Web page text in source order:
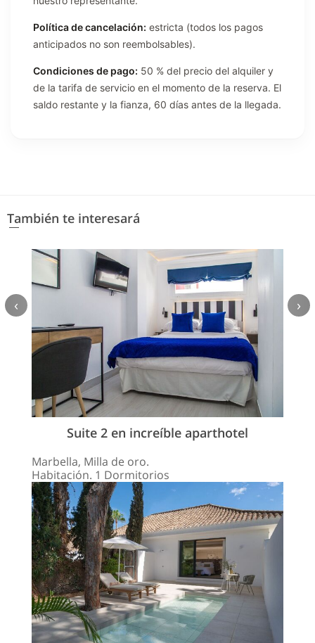
Política de cancelación: estricta (todos los pagos
anticipados no son reembolsables).
Condiciones de pago: 50 % del precio del alquiler y
de la tarifa de servicio en el momento de la reserva. El
saldo restante y la fianza, 60 días antes de la llegada.
También te interesará
Suite 2 en increíble aparthotel
Marbella, Milla de oro.
Habitación. 1 Dormitorios
‹ ›